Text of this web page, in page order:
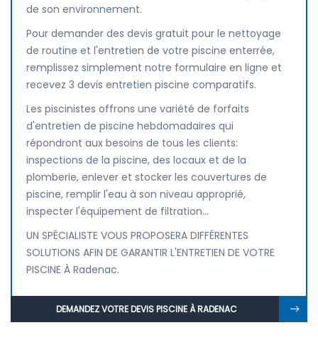
de son environnement.
Pour demander des devis gratuit pour le nettoyage
de routine et l'entretien de votre piscine enterrée,
remplissez simplement notre formulaire en ligne et
recevez 3 devis entretien piscine comparatifs.
Les piscinistes offrons une variété de forfaits
d'entretien de piscine hebdomadaires qui
répondront aux besoins de tous les clients:
inspections de la piscine, des locaux et de la
plomberie, enlever et stocker les couvertures de
piscine, remplir l'eau à son niveau approprié,
inspecter l'équipement de filtration...
UN SPÉCIALISTE VOUS PROPOSERA DIFFÉRENTES
SOLUTIONS AFIN DE GARANTIR L'ENTRETIEN DE VOTRE
PISCINE À Radenac.
DEMANDEZ VOTRE DEVIS PISCINE À RADENAC